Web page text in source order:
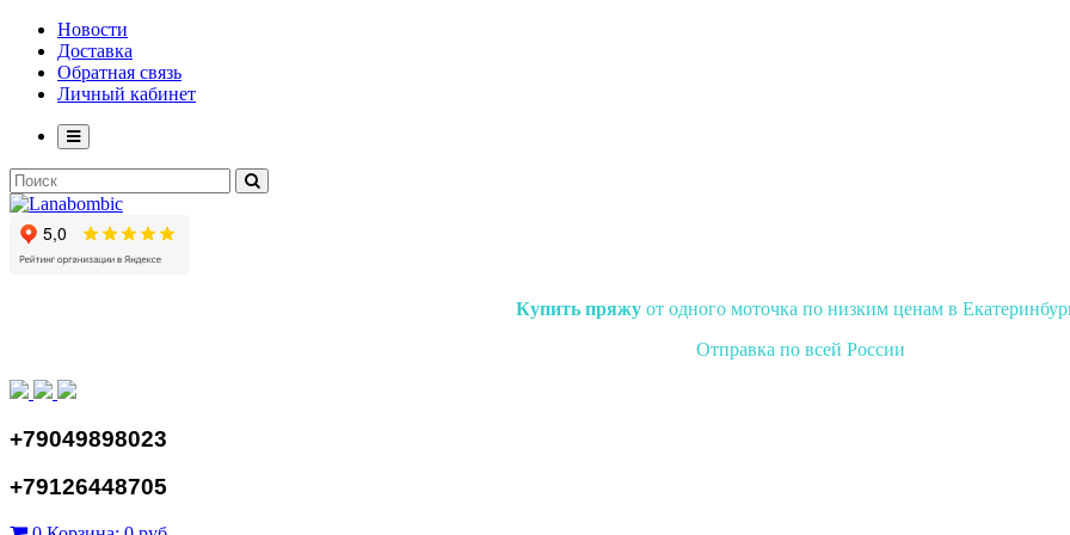
Новости
Доставка
Обратная связь
Личный кабинет
Купить пряжу от одного моточка по низким ценам в
Отправка по всей России
+79049898023
+79126448705